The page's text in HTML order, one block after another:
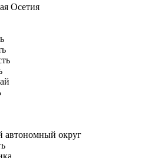
Осетия
округ